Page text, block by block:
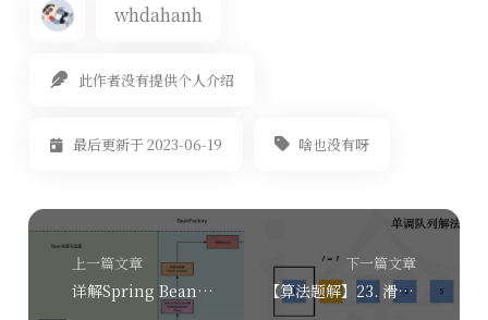
whdahanh
此作者没有提供个人介绍
最后更新于 2023-06-19 啥也没有呀
上一篇文章
详解Spring Bean生命周期
下一篇文章
【算法题解】23. 滑动窗口最大值 —— 单调队列解法